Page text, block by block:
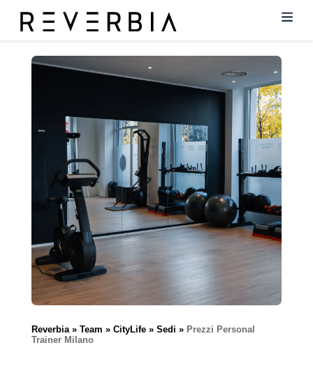
Reverbia Team CityLife Sedi
Prezzi Personal
Trainer Milano